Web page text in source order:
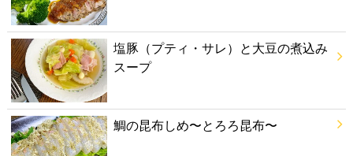
塩豚（プティ・サレ）と大豆の煮込み
スープ
鯛の昆布しめ〜とろろ昆布〜